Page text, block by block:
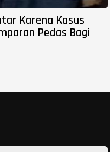
Karena Kasus
Pedas Bagi